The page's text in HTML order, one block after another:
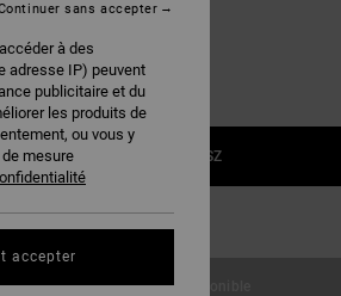
1SZ
le Guide des tailles
Indisponible
à des
adresse IP) peuvent
publicitaire et du
les produits de
ou vous y
mesure
sans accepter
accepter